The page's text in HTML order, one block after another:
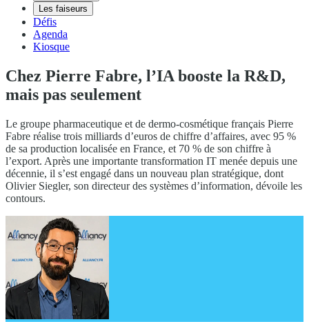
Les faiseurs
Défis
Agenda
Kiosque
Chez Pierre Fabre, l’IA booste la R&D,
mais pas seulement
Le groupe pharmaceutique et de dermo-cosmétique français Pierre
Fabre réalise trois milliards d’euros de chiffre d’affaires, avec 95 %
de sa production localisée en France, et 70 % de son chiffre à
l’export. Après une importante transformation IT menée depuis une
décennie, il s’est engagé dans un nouveau plan stratégique, dont
Olivier Siegler, son directeur des systèmes d’information, dévoile les
contours.